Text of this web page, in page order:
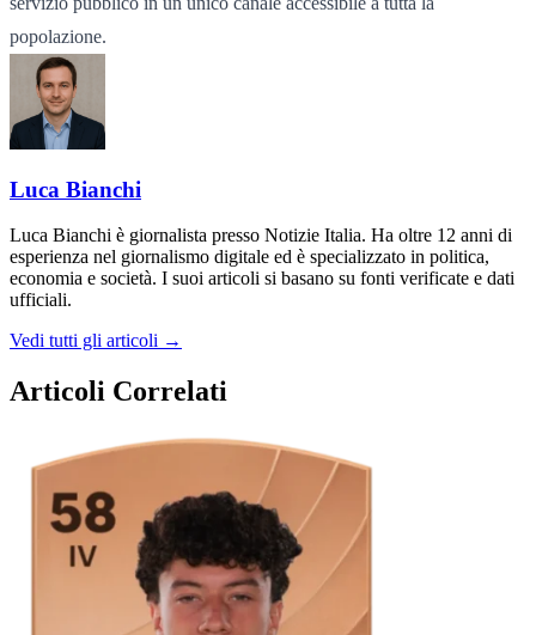
popolazione.
Luca Bianchi
Luca Bianchi è giornalista presso Notizie Italia. Ha oltre 12 anni di
esperienza nel giornalismo digitale ed è specializzato in politica,
economia e società. I suoi articoli si basano su fonti verificate e dati
ufficiali.
Vedi tutti gli articoli →
Articoli Correlati